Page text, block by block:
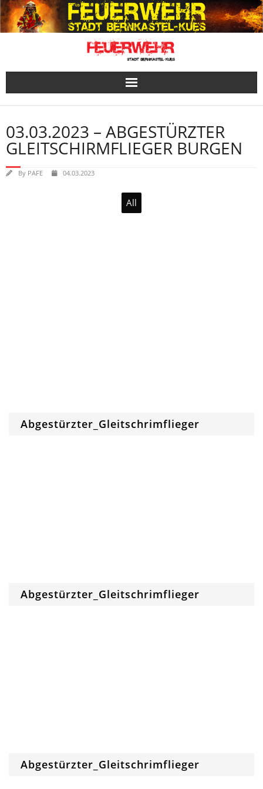
Skip
to
content
03.03.2023 – ABGESTÜRZTER
GLEITSCHIRMFLIEGER BURGEN
By PAFE 04.03.2023
All
Abgestürzter_Gleitschrimflieger
Abgestürzter_Gleitschrimflieger
Abgestürzter_Gleitschrimflieger